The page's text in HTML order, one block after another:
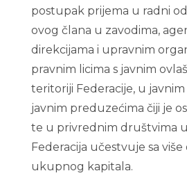
postupak prijema u radni
ovog člana u zavodima,
direkcijama i upravnim
pravnim licima s javnim
teritoriji Federacije, u
javnim preduzećima čiji je
te u privrednim društvima
Federacija učestvuje sa više
ukupnog kapitala.